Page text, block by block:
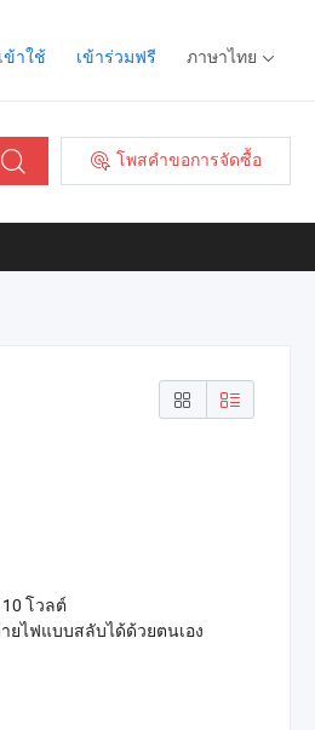
ข้าใช้ เข้าร่วมฟรี ภาษาไทย
โพสคำขอการจัดซื้อ
โวลต์
ายไฟแบบสลับได้ด้วยตนเอง